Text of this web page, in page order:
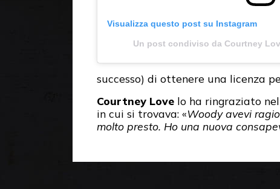
Visualizza questo post su Instagram
Un post condiviso da Courtney
successo) di ottenere una licenza
Courtney Love lo ha ringraziato
in cui si trovava: «Woody avevi
molto presto. Ho una nuova